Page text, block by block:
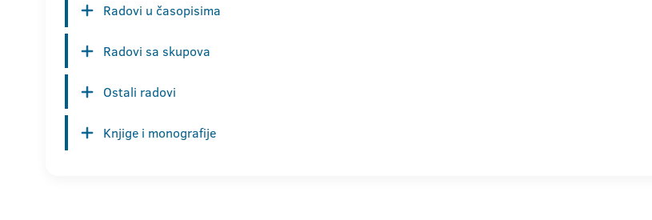
Radovi u časopisima
Radovi sa skupova
Ostali radovi
Knjige i monografije